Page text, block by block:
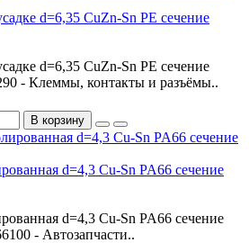
d=6,35 CuZn-Sn PE сечение
d=6,35 CuZn-Sn PE сечение
- Клеммы, контакты и разъёмы..
В корзину
d=4,3 Cu-Sn PA66 сечение
d=4,3 Cu-Sn PA66 сечение
- Автозапчасти..